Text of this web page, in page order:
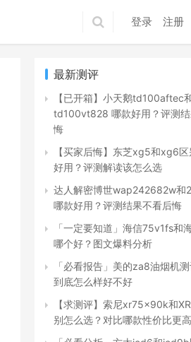
登录 注册
最新测评
【已开箱】小天鹅td100aftec
td100vt828 哪款好用？评测
悔
【买家后悔】东芝xg5和xg6
好用？评测解读该怎么选
达人解密博世wap242682w和
哪款好用？评测结果不看后悔
「一定要知道」海信75v1fs和
哪个好？图文爆料分析
「必看报告」美的za8油烟机
到底怎么样好不好
【求测评】索尼xr75x90k和
别怎么选？对比哪款性价比更高